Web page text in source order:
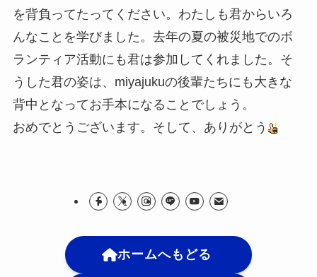
を背負ってたってください。わたしも君からいろ
んなことを学びました。去年の夏の被災地でのボ
ランティア活動にも君は参加してくれました。そ
うした君の姿は、miyajukuの後輩たちにも大きな
背中となってお手本になることでしょう。
おめでとうございます。そして、ありがとう
ホームへもどる